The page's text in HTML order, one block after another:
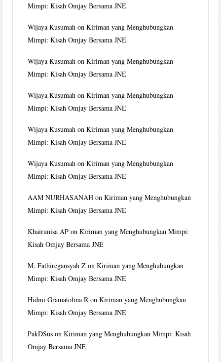
Mimpi: Kisah Omjay Bersama JNE
Wijaya Kusumah onKiriman yang Menghubungkan
Mimpi: Kisah Omjay Bersama JNE
Wijaya Kusumah onKiriman yang Menghubungkan
Mimpi: Kisah Omjay Bersama JNE
Wijaya Kusumah onKiriman yang Menghubungkan
Mimpi: Kisah Omjay Bersama JNE
Wijaya Kusumah onKiriman yang Menghubungkan
Mimpi: Kisah Omjay Bersama JNE
Wijaya Kusumah onKiriman yang Menghubungkan
Mimpi: Kisah Omjay Bersama JNE
AAM NURHASANAH onKiriman yang Menghubungkan
Mimpi: Kisah Omjay Bersama JNE
Khairunisa AP onKiriman yang Menghubungkan Mimpi:
Kisah Omjay Bersama JNE
M. Fathiregansyah Z onKiriman yang Menghubungkan
Mimpi: Kisah Omjay Bersama JNE
Hidmi Gramatolina R onKiriman yang Menghubungkan
Mimpi: Kisah Omjay Bersama JNE
PakDSus onKiriman yang Menghubungkan Mimpi: Kisah
Omjay Bersama JNE